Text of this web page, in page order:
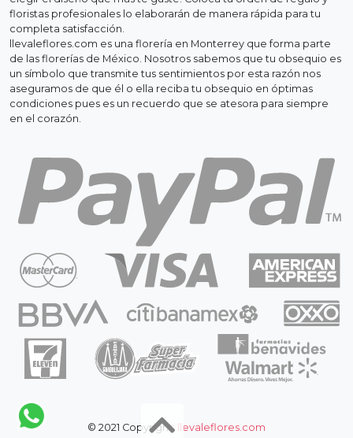
floristas profesionales lo elaborarán de manera rápida para tu
completa satisfacción.
llevaleflores.com es una florería en Monterrey que forma parte
de las florerías de México. Nosotros sabemos que tu obsequio es
un símbolo que transmite tus sentimientos por esta razón nos
aseguramos de que él o ella reciba tu obsequio en óptimas
condiciones pues es un recuerdo que se atesora para siempre
en el corazón.
© 2021 Copyright: llevaleflores.com